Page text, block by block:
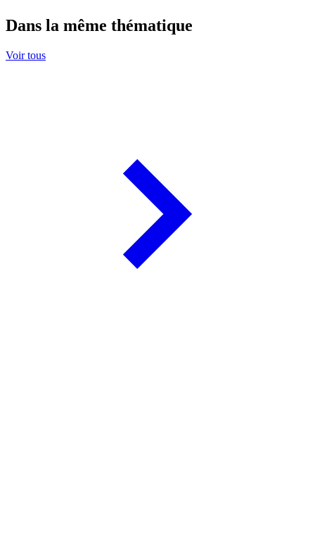
Dans la même thématique
Voir tous